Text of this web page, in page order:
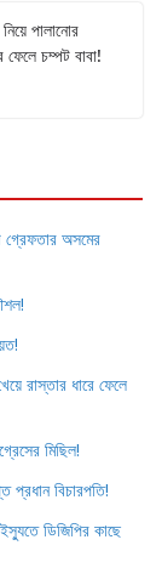
পালানোর
চম্পট বাবা!
গ্রেফতার অসমের
রাস্তার ধারে ফেলে
মিছিল!
প্রধান বিচারপতি!
ডিজিপির কাছে